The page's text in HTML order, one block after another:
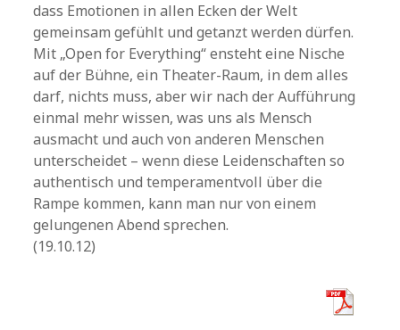
dass Emotionen in allen Ecken der Welt
gemeinsam gefühlt und getanzt werden dürfen.
Mit „Open for Everything“ ensteht eine Nische
auf der Bühne, ein Theater-Raum, in dem alles
darf, nichts muss, aber wir nach der Aufführung
einmal mehr wissen, was uns als Mensch
ausmacht und auch von anderen Menschen
unterscheidet – wenn diese Leidenschaften so
authentisch und temperamentvoll über die
Rampe kommen, kann man nur von einem
gelungenen Abend sprechen.
(19.10.12)